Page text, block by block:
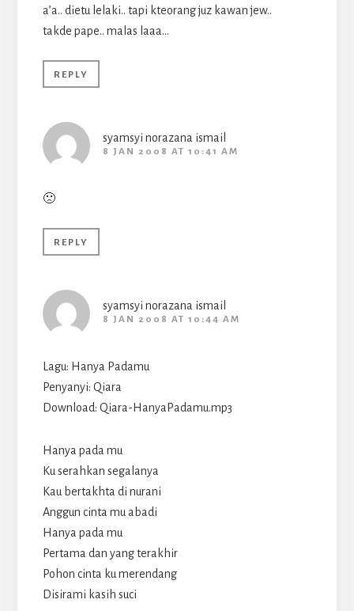
a’a.. dietu lelaki.. tapi kteorang juz kawan jew..
takde pape.. malas laaa…
REPLY
syamsyi norazana ismail
8 JAN 2008 AT 10:41 AM
🙁
REPLY
syamsyi norazana ismail
8 JAN 2008 AT 10:44 AM
Lagu: Hanya Padamu
Penyanyi: Qiara
Download: Qiara-HanyaPadamu.mp3
Hanya pada mu
Ku serahkan segalanya
Kau bertakhta di nurani
Anggun cinta mu abadi
Hanya pada mu
Pertama dan yang terakhir
Pohon cinta ku merendang
Disirami kasih suci